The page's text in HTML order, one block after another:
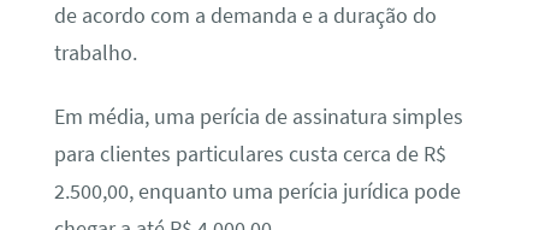
de acordo com a demanda e a duração do
trabalho.
Em média, uma perícia de assinatura simples
para clientes particulares custa cerca de R$
2.500,00, enquanto uma perícia jurídica pode